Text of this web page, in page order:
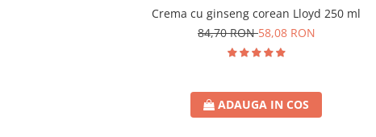
Crema cu ginseng corean Lloyd 250 ml
84,70 RON58,08 RON
ADAUGA IN COS